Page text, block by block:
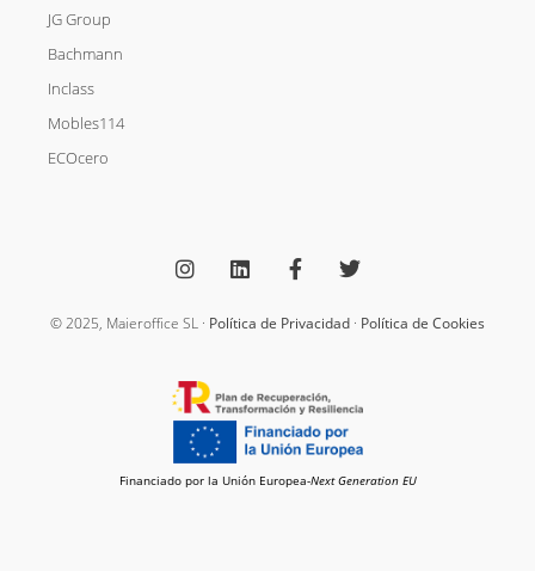
JG Group
Bachmann
Inclass
Mobles114
ECOcero
s
t
g
m
n
k
d
c
e
o
-
f
i
t
e
© 2025, Maieroffice SL · Política de Privacidad · Política de Cookies
Financiado por la Unión Europea-Next Generation EU